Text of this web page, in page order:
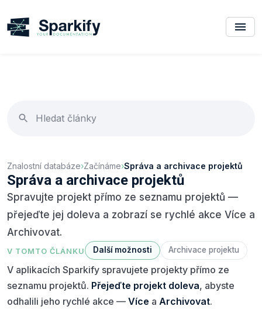
Znalostní databáze›Začínáme›Správa a archivace projektů
Správa a archivace projektů
Spravujte projekt přímo ze seznamu projektů —
přejeďte jej doleva a zobrazí se rychlé akce Více a
Archivovat.
V TOMTO ČLÁNKU Další možnosti Archivace projektu
V aplikacích Sparkify spravujete projekty přímo ze
seznamu projektů. Přejeďte projekt doleva, abyste
odhalili jeho rychlé akce — Více a Archivovat.